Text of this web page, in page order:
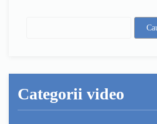
Categorii video